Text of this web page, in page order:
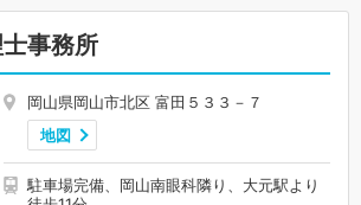
事務所
岡山県岡山市北区 富田５３３－７
地図
駐車場完備、岡山南眼科隣り、大元駅より